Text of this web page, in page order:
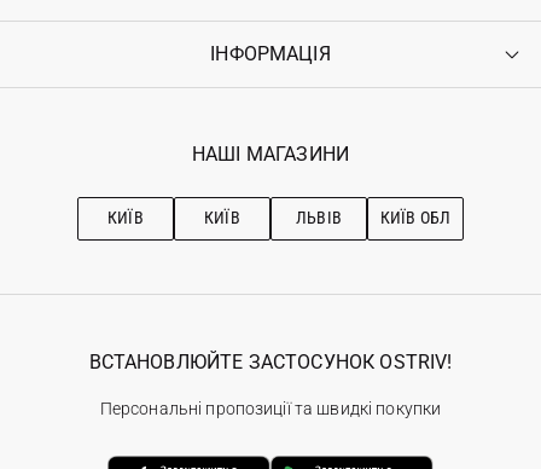
Повернення
Гарантія
Увійти
Ostriv Club+
ІНФОРМАЦІЯ
Наші магазини
Рекомендації з догляду
НАШІ МАГАЗИНИ
КИЇВ КИЇВ ЛЬВІВ КИЇВ ОБЛ
ВСТАНОВЛЮЙТЕ ЗАСТОСУНОК OSTRIV!
Персональні пропозиції та швидкі покупки